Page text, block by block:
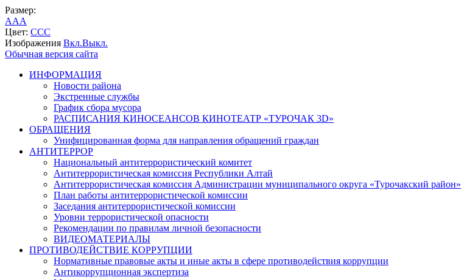
Размер:
AAA
Цвет: CCC
Изображения Вкл.Выкл.
Обычная версия сайта
ИНФОРМАЦИЯ
Новости района
Экстренные службы
График сбора мусора
РАСПИСАНИЯ КИНОСЕАНСОВ КИНОТЕАТР «ТУРОЧАК 3D»
ОБРАЩЕНИЯ
Унифицированная форма для направления обращений граждан
АНТИТЕРРОР
Национальный антитеррористический комитет
Антитеррористическая комиссия Республики Алтай
Антитеррористическая комиссия Администрации муниципального округа «Турочакский район»
План работы антитеррористической комиссии
Заседания антитеррористической комиссии
Уровни террористической опасности
Рекомендации по правилам личной безопасности
ВИДЕОМАТЕРИАЛЫ
ПРОТИВОДЕЙСТВИЕ КОРРУПЦИИ
Нормативные правовые акты и иные акты в сфере противодействия коррупции
Антикоррупционная экспертиза